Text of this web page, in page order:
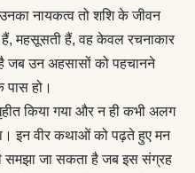
नायकत्व तो शशि के जीवन
महसूसती हैं, वह केवल रचनाकार
जब उन अहसासों को पहचानने
पास हो।
किया गया और न ही कभी अलग
इन वीर कथाओं को पढ़ते हुए मन
समझा जा सकता है जब इस संग्रह